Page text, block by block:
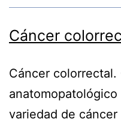
Cáncer
Cáncer
variedad de